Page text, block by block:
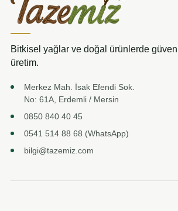
Bitkisel yağlar ve doğal ürünlerde
üretim.
Merkez Mah. İsak Efendi Sok.
No: 61A, Erdemli / Mersin
0850 840 40 45
0541 514 88 68 (WhatsApp)
bilgi@tazemiz.com